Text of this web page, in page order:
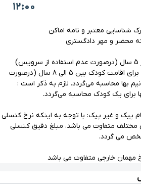
۲۰ دقیقه با خودرو (۲۵ کیلومتر و ۵۳۶ متر)
۲۳ دقیقه با خودرو (۲۷ کیلومتر و ۶۰۹ متر)
۵۱ دقیقه با خودرو (۲۸ کیلومتر و ۵۰۳ متر)
۵۳ دقیقه با خودرو (۲۹ کیلومتر و ۱۲۶ متر)
۴۸ دقیقه با خودرو (۴۶ کیلومتر و ۵۴۹ متر)
12:00
شناسایی معتبر و نامه اماکن
محضر و مهر دادگستری
نیم بهاء : اقامت کودک زیر 5 سال (درصورت عدم استفاده از سرویس)
رایگان می‌باشد و بازه سنی برای اقامت کودک بین 5 الی 8 سال (درصورت
بها محاسبه می‌گردد. لازم به ذکر است :
برای یک کودک محاسبه می‌گردد.
پیک و غیر پیک: با توجه به اینکه نرخ کنسلی
مختلف متفاوت می باشد، مبلغ دقیق کنسلی
می گردد.
مهمان خارجی متفاوت می باشد